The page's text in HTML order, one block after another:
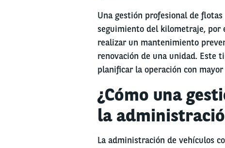
Una gestión profesional de
seguimiento del kilometraje, por
realizar un mantenimiento
renovación de una unidad. Este
planificar la operación con
¿Cómo una
la
La administración de vehículos